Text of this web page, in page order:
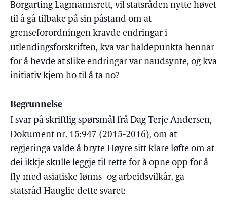
Borgarting Lagmannsrett, vil statsråden nytte høvet
til å gå tilbake på sin påstand om at
grenseforordningen kravde endringar i
utlendingsforskriften, kva var haldepunkta hennar
for å hevde at slike endringar var naudsynte, og kva
initiativ kjem ho til å ta no?
Begrunnelse
I svar på skriftlig spørsmål frå Dag Terje Andersen,
Dokument nr. 15:947 (2015-2016), om at
regjeringa valde å bryte Høyre sitt klare løfte om at
dei ikkje skulle leggje til rette for å opne opp for å
fly med asiatiske lønns- og arbeidsvilkår, ga
statsråd Hauglie dette svaret: